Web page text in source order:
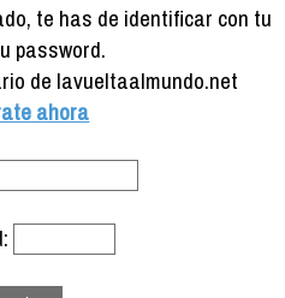
te has de identificar con tu
password.
de lavueltaalmundo.net
ahora